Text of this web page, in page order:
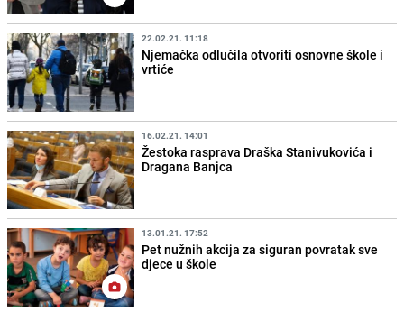
22.02.21. 11:18
Njemačka odlučila otvoriti osnovne škole i
vrtiće
16.02.21. 14:01
Žestoka rasprava Draška Stanivukovića i
Dragana Banjca
13.01.21. 17:52
Pet nužnih akcija za siguran povratak sve
djece u škole